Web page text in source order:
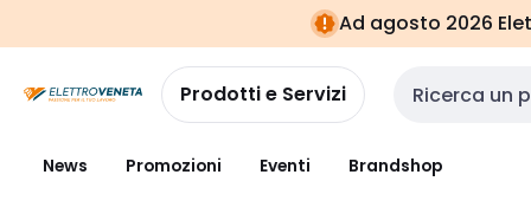
navigazionealla
pagina
Ad agosto 2026
Prodotti e Servizi Cerca input
News Promozioni Eventi Brandshop